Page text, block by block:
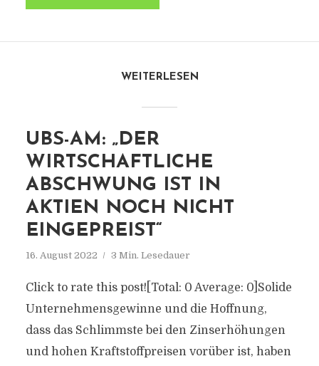
WEITERLESEN
UBS-AM: „DER
WIRTSCHAFTLICHE
ABSCHWUNG IST IN
AKTIEN NOCH NICHT
EINGEPREIST“
16. August 2022 3 Min. Lesedauer
Click to rate this post![Total: 0 Average: 0]Solide
Unternehmensgewinne und die Hoffnung,
dass das Schlimmste bei den Zinserhöhungen
und hohen Kraftstoffpreisen vorüber ist, haben